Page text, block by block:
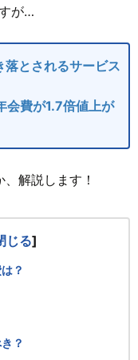
が…
落とされるサービス
会費が1.7倍値上が
解説します！
じる]
？
？